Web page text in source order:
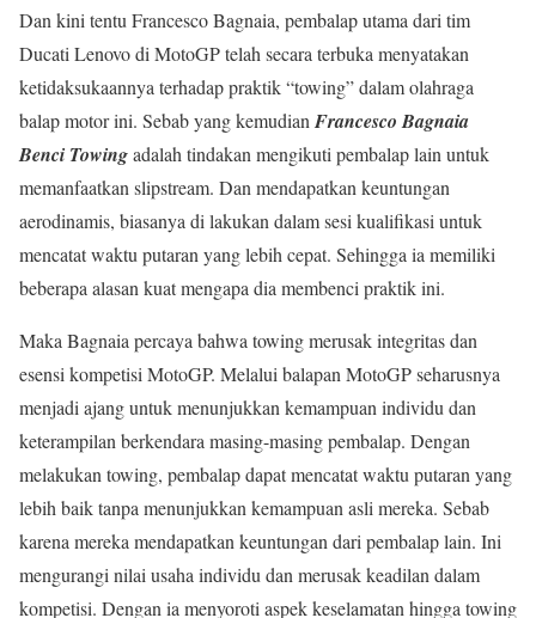
Dan kini tentu Francesco Bagnaia, pembalap utama dari tim
Ducati Lenovo di MotoGP telah secara terbuka menyatakan
ketidaksukaannya terhadap praktik “towing” dalam olahraga
balap motor ini. Sebab yang kemudian Francesco Bagnaia
Benci Towingadalah tindakan mengikuti pembalap lain untuk
memanfaatkan slipstream. Dan mendapatkan keuntungan
aerodinamis, biasanya di lakukan dalam sesi kualifikasi untuk
mencatat waktu putaran yang lebih cepat. Sehingga ia memiliki
beberapa alasan kuat mengapa dia membenci praktik ini.
Maka Bagnaia percaya bahwa towing merusak integritas dan
esensi kompetisi MotoGP. Melalui balapan MotoGP seharusnya
menjadi ajang untuk menunjukkan kemampuan individu dan
keterampilan berkendara masing-masing pembalap. Dengan
melakukan towing, pembalap dapat mencatat waktu putaran yang
lebih baik tanpa menunjukkan kemampuan asli mereka. Sebab
karena mereka mendapatkan keuntungan dari pembalap lain. Ini
mengurangi nilai usaha individu dan merusak keadilan dalam
kompetisi. Dengan ia menyoroti aspek keselamatan hingga towing